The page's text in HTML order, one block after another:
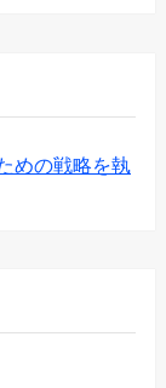
めの戦略を執